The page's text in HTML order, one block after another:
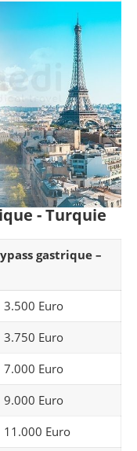
- Turquie
gastrique –
3.500 Euro
3.750 Euro
7.000 Euro
9.000 Euro
11.000 Euro